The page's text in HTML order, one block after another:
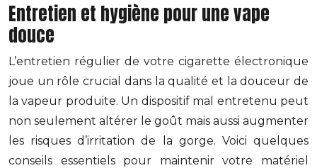
Entretien et hygiène pour une vape
douce
L’entretien régulier de votre cigarette électronique
joue un rôle crucial dans la qualité et la douceur de
la vapeur produite. Un dispositif mal entretenu peut
non seulement altérer le goût mais aussi augmenter
les risques d’irritation de la gorge. Voici quelques
conseils essentiels pour maintenir votre matériel